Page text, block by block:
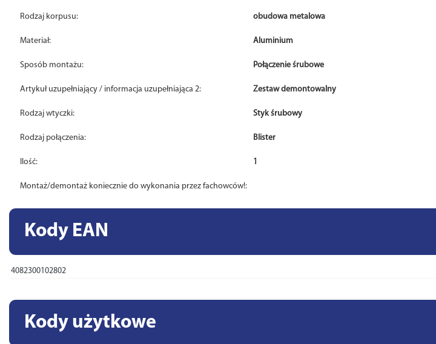
Rodzaj korpusu: obudowa metalowa
Materiał: Aluminium
Sposób montażu: Połączenie śrubowe
Artykuł uzupełniający / informacja uzupełniająca 2: Zestaw demontowalny
Rodzaj wtyczki: Styk śrubowy
Rodzaj połączenia: Blister
Ilość: 1
Montaż/demontaż koniecznie do wykonania przez fachowców!:
Kody EAN
4082300102802
Kody użytkowe